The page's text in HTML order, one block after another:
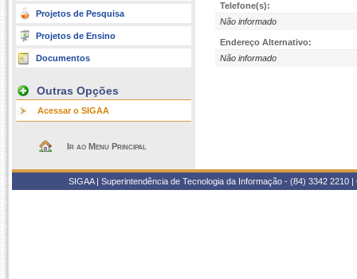
Projetos de Pesquisa
Projetos de Ensino
Documentos
Outras Opções
Acessar o SIGAA
Ir ao Menu Principal
Telefone(s):
Não informado
Endereço Alternativo:
Não informado
SIGAA | Superintendência de Tecnologia da Informação - (84) 3342